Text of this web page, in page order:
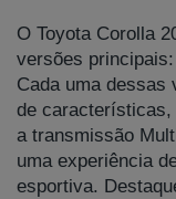
O Toyota Corolla
versões
Cada uma dessas
de características,
a transmissão
uma experiência
esportiva.